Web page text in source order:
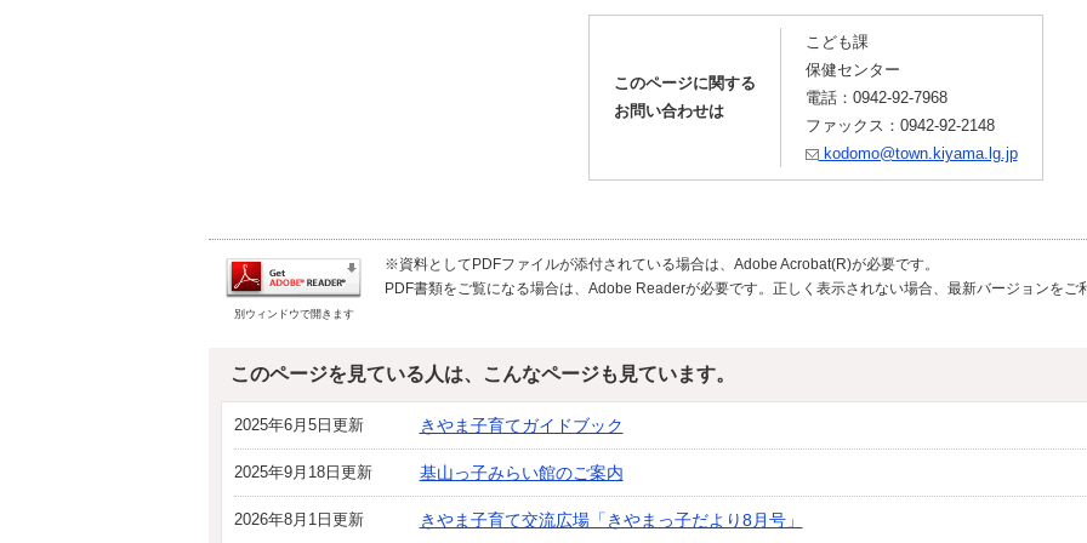
このページに関する
お問い合わせは
こども課
保健センター
電話：0942-92-7968
ファックス：0942-92-2148
kodomo@town.kiyama.lg.jp
別ウィンドウで開きます
※資料としてPDFファイルが添付されている場合は、Adobe Acrobat(R)が必要です。
PDF書類をご覧になる場合は、Adobe Readerが必要です。正しく表示されない場合、最新バージョンをご
このページを見ている人は、こんなページも見ています。
2025年6月5日更新 きやま子育てガイドブック
2025年9月18日更新 基山っ子みらい館のご案内
2026年8月1日更新 きやま子育て交流広場「きやまっ子だより8月号」